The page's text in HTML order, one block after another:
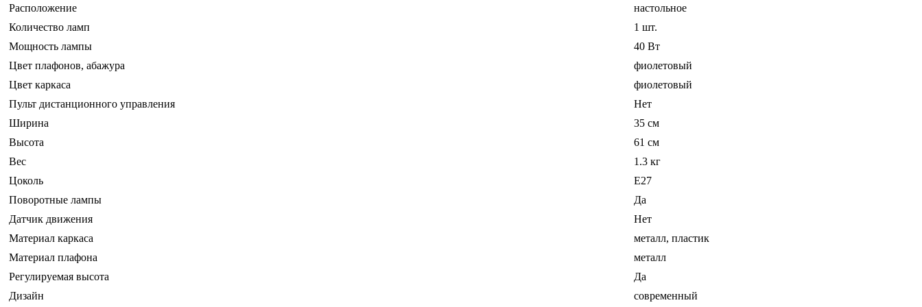
Расположение
настольное
Количество ламп
1 шт.
Мощность лампы
40 Вт
Цвет плафонов, абажура
фиолетовый
Цвет каркаса
фиолетовый
Пульт дистанционного управления
Нет
Ширина
35 см
Высота
61 см
Вес
1.3 кг
Цоколь
E27
Поворотные лампы
Да
Датчик движения
Нет
Материал каркаса
металл, пластик
Материал плафона
металл
Регулируемая высота
Да
Дизайн
современный